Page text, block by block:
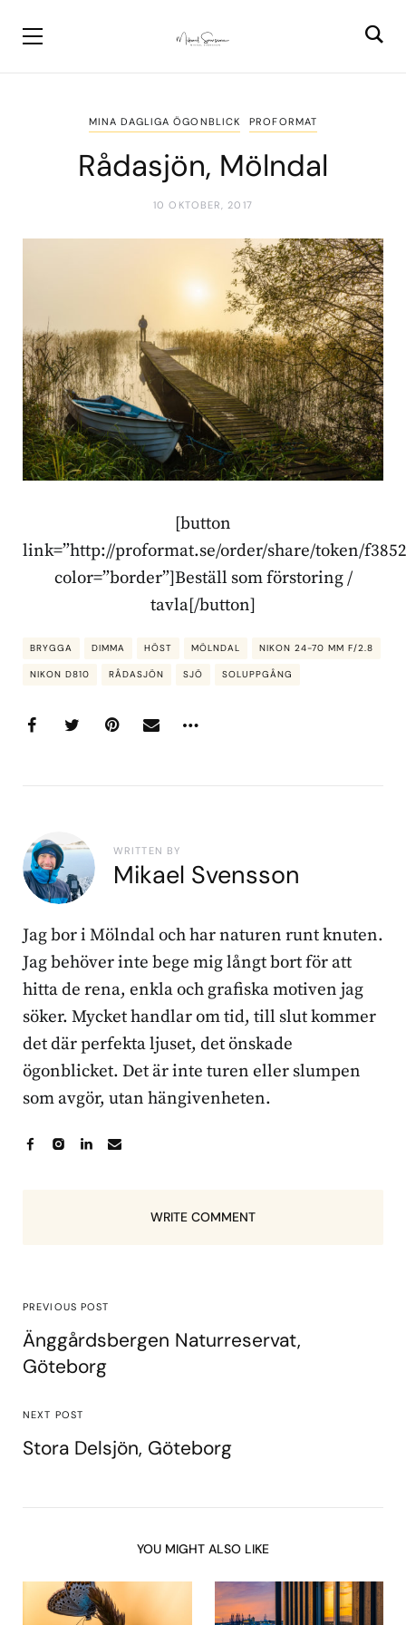
MINA DAGLIGA ÖGONBLICK PROFORMAT
Rådasjön, Mölndal
10 OKTOBER, 2017
[button
link=”http://proformat.se/order/share/token/
color=”border”]Beställ som förstoring /
tavla[/button]
BRYGGA DIMMA HÖST MÖLNDAL NIKON 24-70 MM F/2.8
NIKON D810 RÅDASJÖN SJÖ SOLUPPGÅNG
WRITTEN BY
Mikael Svensson
Jag bor i Mölndal och har naturen runt knuten.
Jag behöver inte bege mig långt bort för att
hitta de rena, enkla och grafiska motiven jag
söker. Mycket handlar om tid, till slut kommer
det där perfekta ljuset, det önskade
ögonblicket. Det är inte turen eller slumpen
som avgör, utan hängivenheten.
WRITE COMMENT
PREVIOUS POST
Änggårdsbergen Naturreservat,
Göteborg
NEXT POST
Stora Delsjön, Göteborg
YOU MIGHT ALSO LIKE